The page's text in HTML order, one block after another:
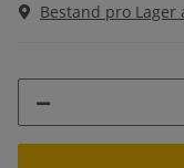
Bestand pro Lager